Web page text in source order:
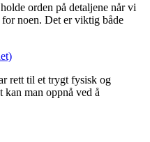
orden på detaljene når vi
noen. Det er viktig både
rett til et trygt fysisk og
man oppnå ved å